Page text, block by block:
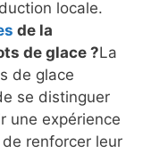
locale.
de la
de glace ?La
de glace
se distinguer
une expérience
renforcer leur